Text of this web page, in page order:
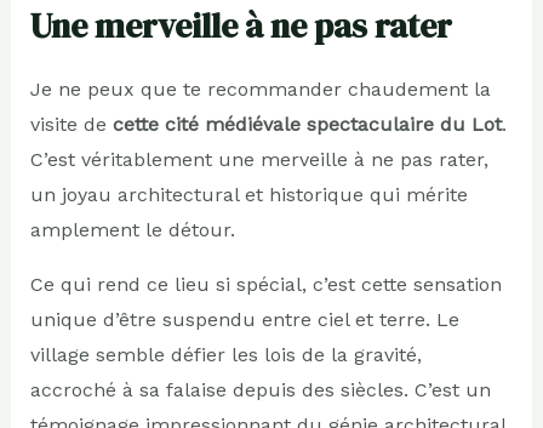
Une merveille à ne pas rater
Je ne peux que te recommander chaudement la
visite de cette cité médiévale spectaculaire du Lot.
C’est véritablement une merveille à ne pas rater,
un joyau architectural et historique qui mérite
amplement le détour.
Ce qui rend ce lieu si spécial, c’est cette sensation
unique d’être suspendu entre ciel et terre. Le
village semble défier les lois de la gravité,
accroché à sa falaise depuis des siècles. C’est un